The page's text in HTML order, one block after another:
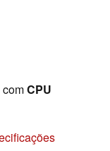
comCPU